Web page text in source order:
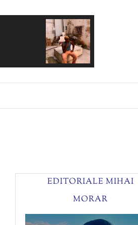
EDITORIALE MIHAI
MORAR